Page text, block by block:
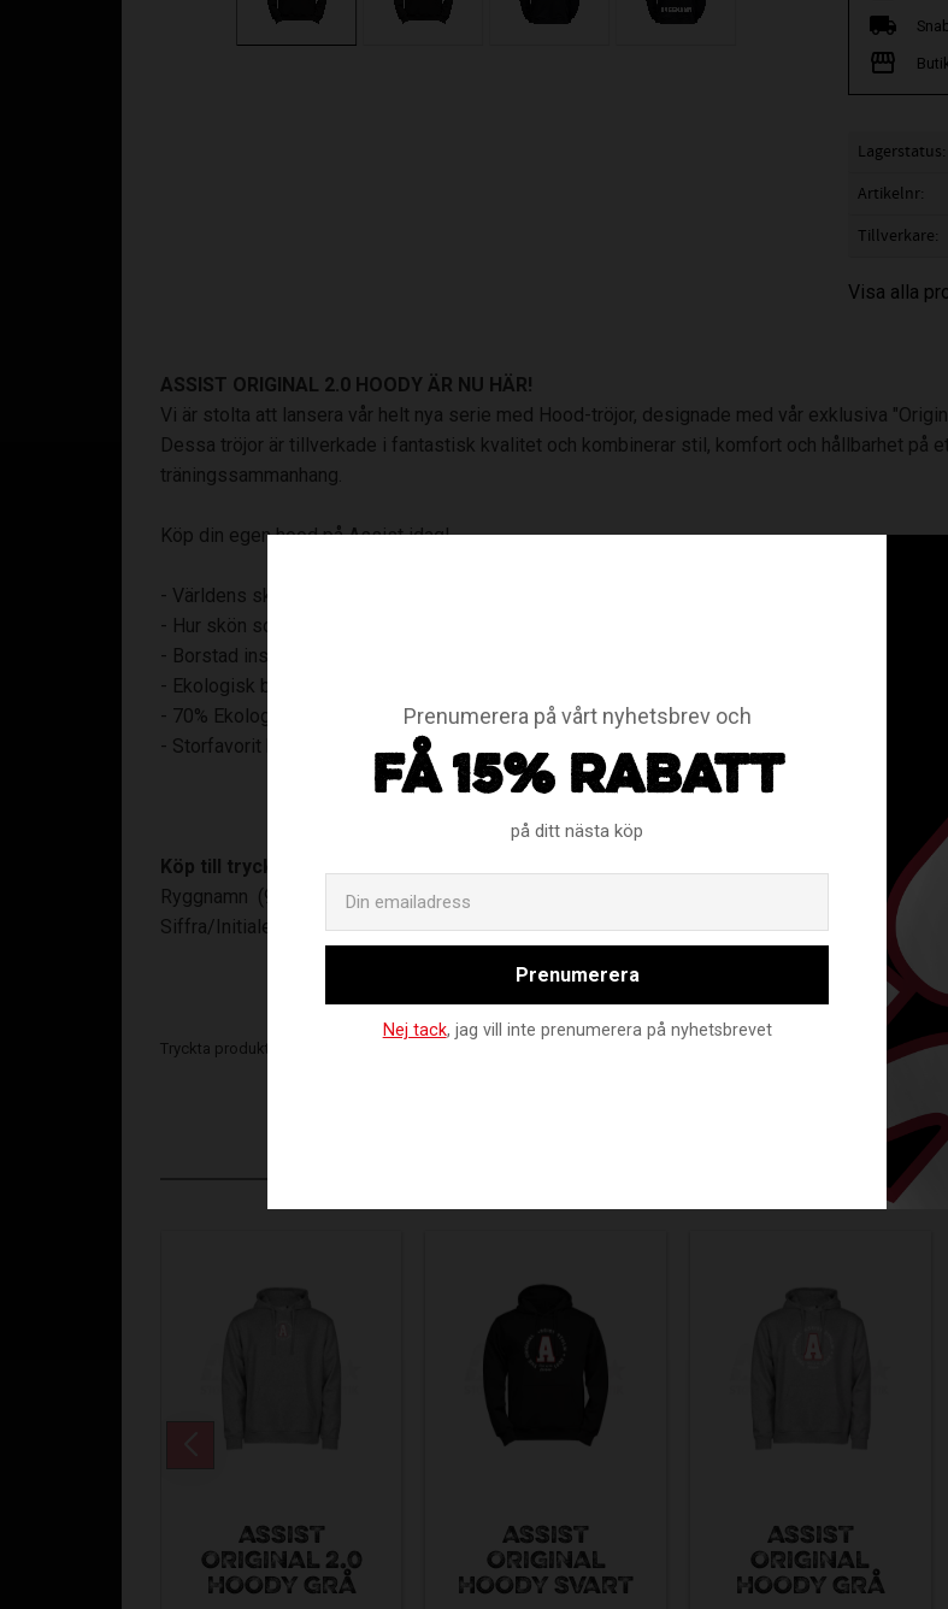
Lagerstatus
Artikelnr
Tillverkare
Visa alla
ASSIST ORIGINAL 2.0 HOODY ÄR NU HÄR!
Vi är stolta att lansera vår helt nya serie med Hood-tröjor, designade med vår exklusiva
Dessa tröjor är tillverkade i fantastisk kvalitet och kombinerar stil, komfort och hållbarhet på
träningssammanhang.
Köp din egen hood på Assist idag!
- Världens skönaste Hood!
- Hur skön som helst!
- Borstad insida
- Ekologisk bomull
- 70% Ekologisk Bomull, 30% Polyester
- Storfavorit hos våra kunder
Köp till tryck:
Ryggnamn (90:-)
Siffra/Initialer (40:-)
Tryckta produkter kan ej bytas!
RELATERADE PRODUKTER
ASSIST
ORIGINAL 2.0
HOODY GRÅ
ASSIST
ORIGINAL
HOODY SVART
ASSIST
ORIGINAL
HOODY GRÅ
Prenumerera på vårt nyhetsbrev och
FÅ 15% RABATT
på ditt nästa köp
Prenumerera
Nej tack, jag vill inte prenumerera på nyhetsbrevet